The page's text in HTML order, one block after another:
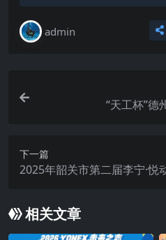
admin
“天工杯”德
下一篇
2025年韶关市第二届李宁·悦
相关文章